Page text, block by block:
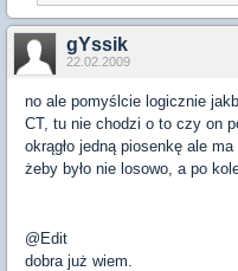
gYssik
22.02.2009
no ale pomyślcie logicznie
CT, tu nie chodzi o to czy on
okrągło jedną piosenkę ale
żeby było nie losowo, a po
@Edit
dobra już wiem.